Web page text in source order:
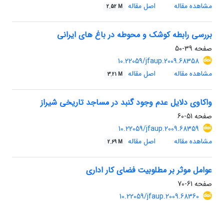
مشاهده مقاله
اصل مقاله 2.52 M
بررسی رابطه کوشک و محوطه در باغ های ایرانی
صفحه 39-50
10.22059/jfaup.2009.68358
مشاهده مقاله
اصل مقاله 3.21 M
واکاوی دلایل عدم وجود گنبد در مساجد تاریخی شیراز
صفحه 51-60
10.22059/jfaup.2009.68359
مشاهده مقاله
اصل مقاله 2.69 M
عوامل موثر بر مطلوبیت فضای کار اداری
صفحه 61-70
10.22059/jfaup.2009.68360